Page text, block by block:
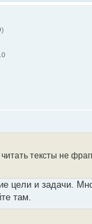
тексты не
цели и задачи.
там.